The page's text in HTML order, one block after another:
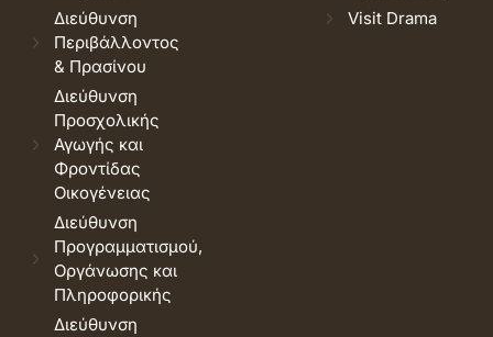
Διεύθυνση
Περιβάλλοντος
& Πρασίνου
Διεύθυνση
Προσχολικής
Αγωγής και
Φροντίδας
Οικογένειας
Διεύθυνση
Προγραμματισμού,
Οργάνωσης και
Πληροφορικής
Διεύθυνση
Visit Drama